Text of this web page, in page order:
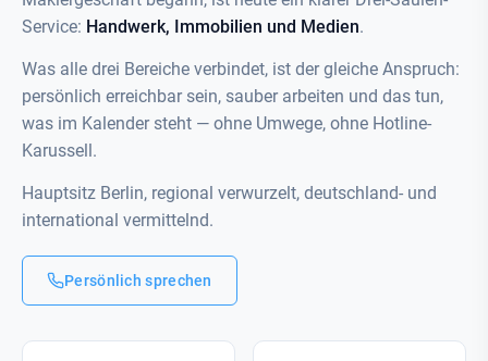
Service: Handwerk, Immobilien und Medien.
Was alle drei Bereiche verbindet, ist der gleiche Anspruch:
persönlich erreichbar sein, sauber arbeiten und das tun,
was im Kalender steht — ohne Umwege, ohne Hotline-
Karussell.
Hauptsitz Berlin, regional verwurzelt, deutschland- und
international vermittelnd.
Persönlich sprechen